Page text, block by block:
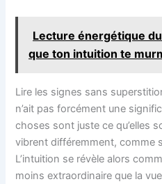
Lecture énergétique
que ton intuition te
Lire les signes sans
n’ait pas forcément une
choses sont juste ce qu’elles
vibrent différemment, comme
L’intuition se révèle alors
moins extraordinaire que la